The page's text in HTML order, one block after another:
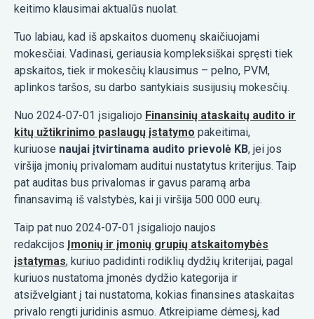
keitimo klausimai aktualūs nuolat.
Tuo labiau, kad iš apskaitos duomenų skaičiuojami
mokesčiai. Vadinasi, geriausia kompleksiškai spręsti tiek
apskaitos, tiek ir mokesčių klausimus – pelno, PVM,
aplinkos taršos, su darbo santykiais susijusių mokesčių.
Nuo 2024-07-01 įsigaliojo Finansinių ataskaitų audito ir
kitų užtikrinimo paslaugų įstatymo pakeitimai,
kuriuose naujai įtvirtinama audito prievolė KB, jei jos
viršija įmonių privalomam auditui nustatytus kriterijus. Taip
pat auditas bus privalomas ir gavus paramą arba
finansavimą iš valstybės, kai ji viršija 500 000 eurų.
Taip pat nuo 2024-07-01 įsigaliojo naujos
redakcijos Įmonių ir įmonių grupių atskaitomybės
įstatymas, kuriuo padidinti rodiklių dydžių kriterijai, pagal
kuriuos nustatoma įmonės dydžio kategorija ir
atsižvelgiant į tai nustatoma, kokias finansines ataskaitas
privalo rengti juridinis asmuo. Atkreipiame dėmesį, kad